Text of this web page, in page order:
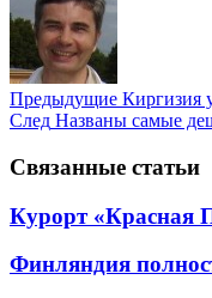
Предыдущие Киргизия
След Названы самые
Связанные статьи
Курорт «Красная
Финляндия